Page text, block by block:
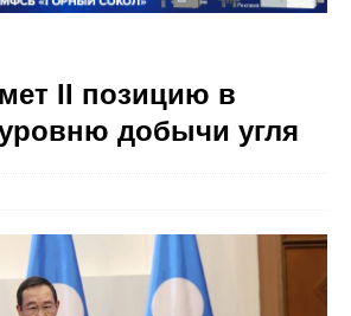
II позицию в
добычи угля